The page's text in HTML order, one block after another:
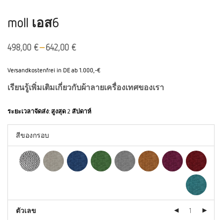
moll เอส6
498,00 €–642,00 €
Versandkostenfrei in DE ab 1.000,-€
เรียนรู้เพิ่มเติมเกี่ยวกับผ้าลายเครื่องเทศของเรา
ระยะเวลาจัดส่ง:สูงสุด 2 สัปดาห์
ตัวเลข